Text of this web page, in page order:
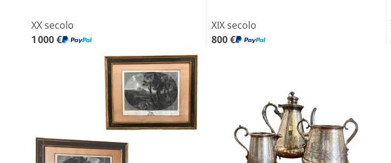
XX secolo
1 000 €
XIX secolo
800 €